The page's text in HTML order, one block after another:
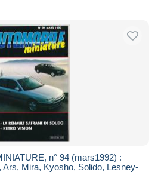
n° 94 (mars1992) :
Ars, Mira, Kyosho, Solido, Lesney-